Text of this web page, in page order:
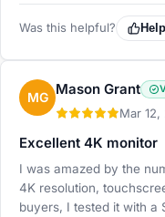
Was this helpful?
MG Mason Grant
Mar
Excellent 4K monitor
I was amazed by the
4K resolution,
buyers, I tested it with a